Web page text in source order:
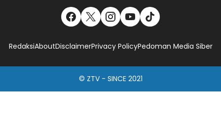
RedaksiAboutDisclaimerPrivacy PolicyPedoman Media Siber
© ZTV - SINCE 2021